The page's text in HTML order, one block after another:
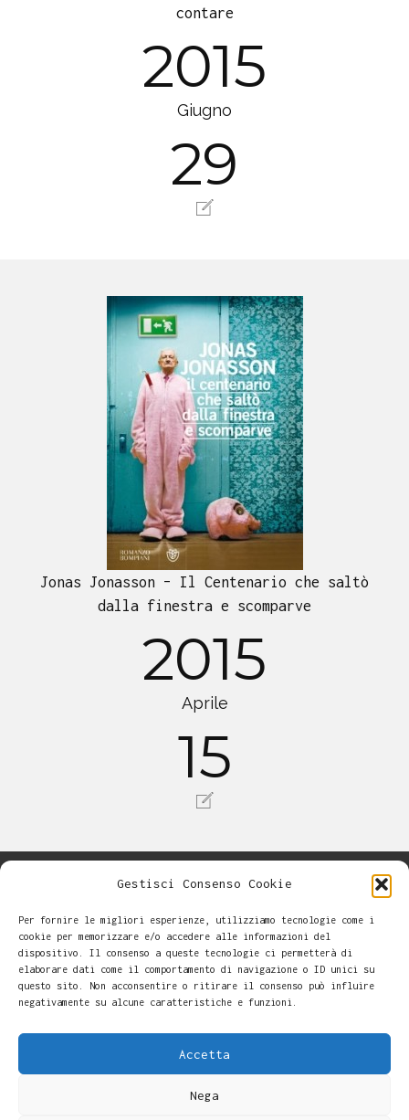
Gestisci Consenso Cookie
Per fornire le migliori esperienze, utilizziamo tecnologie come i
cookie per memorizzare e/o accedere alle informazioni del
dispositivo. Il consenso a queste tecnologie ci permetterà di
elaborare dati come il comportamento di navigazione o ID unici su
questo sito. Non acconsentire o ritirare il consenso può influire
negativamente su alcune caratteristiche e funzioni.
Accetta
Nega
contare
2015
Giugno
29
Jonas Jonasson – Il Centenario che saltò
dalla finestra e scomparve
2015
Aprile
15